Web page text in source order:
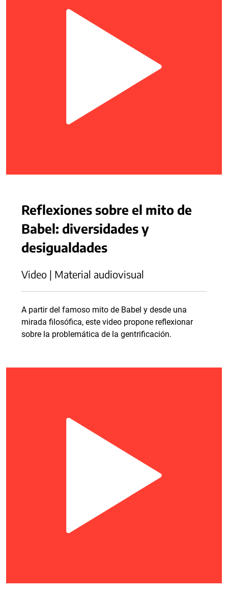
Reflexiones sobre el mito de
Babel: diversidades y
desigualdades
Video | Material audiovisual
A partir del famoso mito de Babel y desde una
mirada filosófica, este video propone reflexionar
sobre la problemática de la gentrificación.